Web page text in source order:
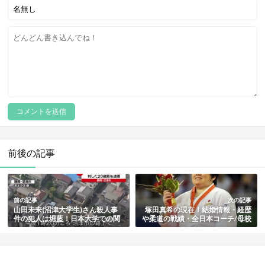
前後の記事
前の記事
山田未来(沼津大学生)さん殺人事
件の犯人は堀藍！日本大学での関
係・LINEのストーカー行為・裁判
次の記事
塚田真希の現在！結婚情報・経歴
や柔道の戦績・全日本コーチ/母校
の副監督など近況も総まとめ【ア